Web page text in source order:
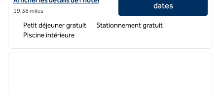
19,38 miles
dates
Petit déjeuner gratuit
Stationnement gratuit
Piscine intérieure
1 sur 6